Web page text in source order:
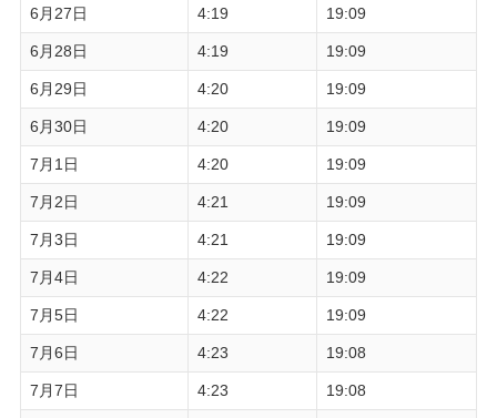
6月27日 4:19 19:09
6月28日 4:19 19:09
6月29日 4:20 19:09
6月30日 4:20 19:09
7月1日 4:20 19:09
7月2日 4:21 19:09
7月3日 4:21 19:09
7月4日 4:22 19:09
7月5日 4:22 19:09
7月6日 4:23 19:08
7月7日 4:23 19:08